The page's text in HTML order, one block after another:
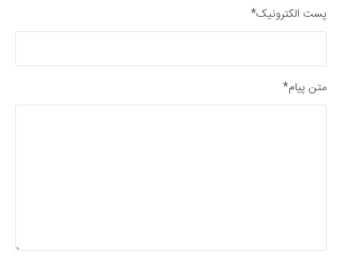
پست الکترونیک*
متن پیام*